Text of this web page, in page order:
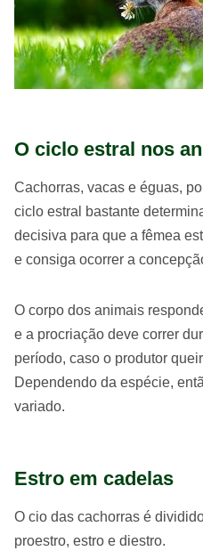
O ciclo estral nos
Cachorras, vacas e éguas,
ciclo estral bastante
decisiva para que a fêmea
e consiga ocorrer a
O corpo dos animais
e a procriação deve correr
período, caso o produtor
Dependendo da espécie,
variado.
Estro em cadelas
O cio das cachorras é
proestro, estro e diestro.